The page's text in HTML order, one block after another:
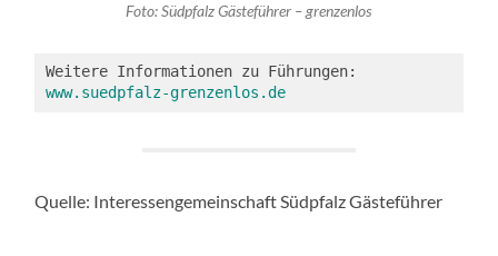
Foto: Südpfalz Gästeführer – grenzenlos
www.suedpfalz-grenzenlos.de
Quelle: Interessengemeinschaft Südpfalz Gästeführer